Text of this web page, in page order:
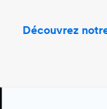
Découvrez